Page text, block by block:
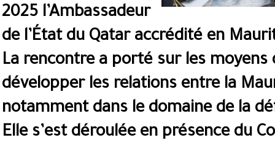
2025 l’Ambassadeur
de l’État du Qatar accrédité en
La rencontre a porté sur les moyens
développer les relations entre la
notamment dans le domaine de la
Elle s’est déroulée en présence du